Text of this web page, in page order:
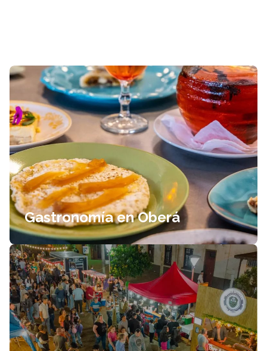
Gastronomía en Oberá